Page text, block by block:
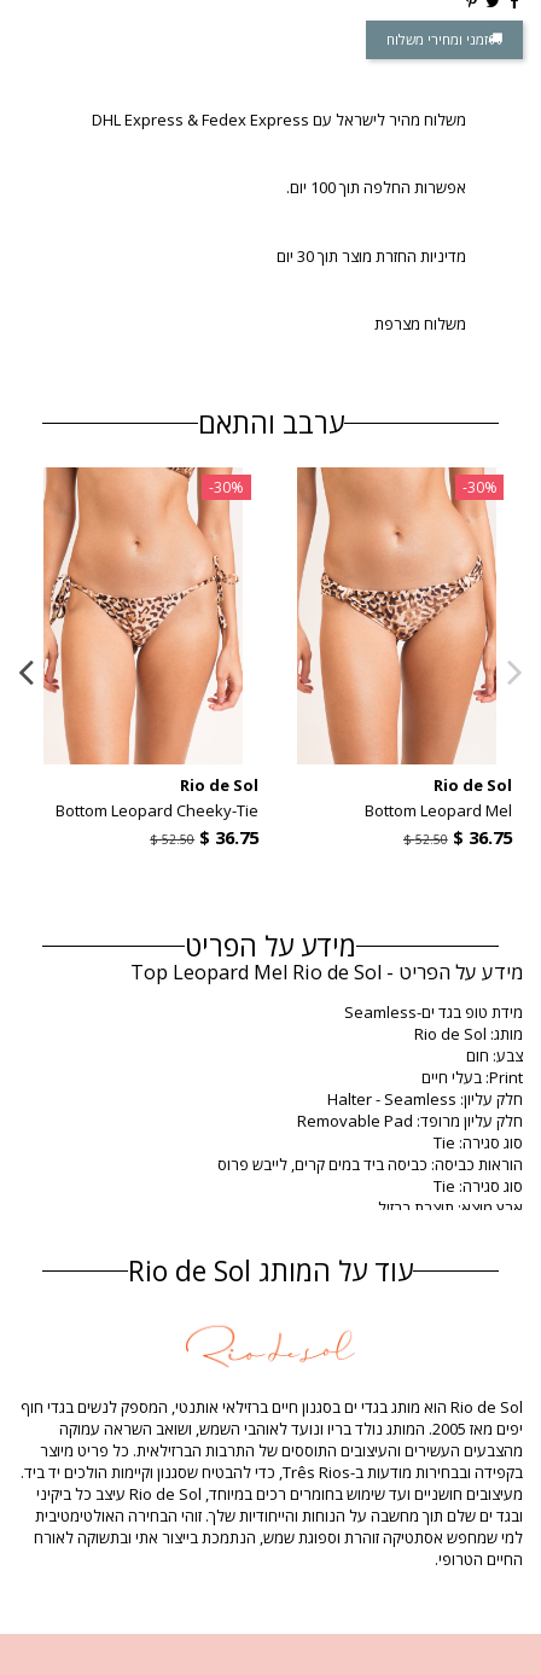
זמני ומחירי משלוח
משלוח מהיר לישראל עם DHL Express & Fedex Express
אפשרות החלפה תוך 100 יום.
מדיניות החזרת מוצר תוך 30 יום
משלוח מצרפת
ערבב והתאם
‎-30%
Rio de Sol
Bottom Leopard Mel
‏36.75 $
‏52.50 $
‎-30%
Rio de Sol
Bottom Leopard Cheeky-Tie
‏36.75 $
‏52.50 $
מידע על הפריט
מידע על הפריט - Top Leopard Mel Rio de Sol
מידת טופ בגד ים-Seamless
מותג: Rio de Sol
צבע: חום
Print: בעלי חיים
חלק עליון: Halter - Seamless
חלק עליון מרופד: Removable Pad
סוג סגירה: Tie
הוראות כביסה: כביסה ביד במים קרים, לייבש פרוס
סוג סגירה: Tie
ארץ מוצא: תוצרת ברזיל
הרכב
מידע מוצר
מדור: נשים, מידת טופ בגד ים
החבילה כוללת: 1 x מידת טופ בגד ים (אביזרים אחרים שאינם כלולים)
HS CODE: 6112.41.0010
SKU: 1981121363
EAN: XS (7899810303356), S (7899810303363), M (7899810303370), L
(7899810303387), XL (7899810303394)
עוד על המותג Rio de Sol
Rio de Sol הוא מותג בגדי ים בסגנון חיים ברזילאי אותנטי, המספק לנשים בגדי חוף
יפים מאז 2005. המותג נולד בריו ונועד לאוהבי השמש, ושואב השראה עמוקה
מהצבעים העשירים והעיצובים התוססים של התרבות הברזילאית. כל פריט מיוצר
בקפידה ובבחירות מודעות ב-Três Rios, כדי להבטיח שסגנון וקיימות הולכים יד ביד.
מעיצובים חושניים ועד שימוש בחומרים רכים במיוחד, Rio de Sol עיצב כל ביקיני
ובגד ים שלם תוך מחשבה על הנוחות והייחודיות שלך. זוהי הבחירה האולטימטיבית
למי שמחפש אסתטיקה זוהרת וספוגת שמש, הנתמכת בייצור אתי ובתשוקה לאורח
החיים הטרופי.